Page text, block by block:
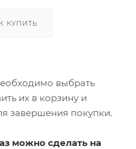
КУПИТЬ
выбрать
их в корзину и
завершения покупки.
можно сделать на